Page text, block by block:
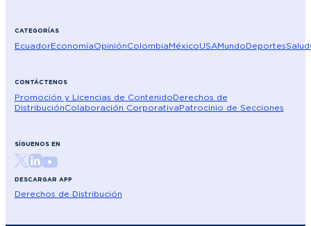
CATEGORÍAS
EcuadorEconomíaOpiniónColombiaMéxicoUSAMundoDeportesSalud
CONTÁCTENOS
Promoción y Licencias de ContenidoDerechos de
DistribuciónColaboración CorporativaPatrocinio de Secciones
SÍGUENOS EN
DESCARGAR APP
Derechos de Distribución